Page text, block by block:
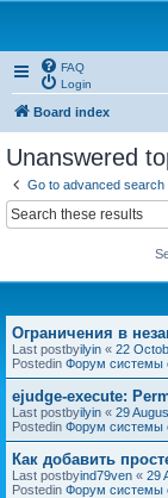
FAQ
Login
Board index
Unanswered
Go to advanced search
Ограничения в
Last postbyilyin « 22
Postedin Форум системы
ejudge-execute:
Last postbyilyin « 29
Postedin Форум системы
Как добавить
Last postbyind79ven « 29
Postedin Форум системы